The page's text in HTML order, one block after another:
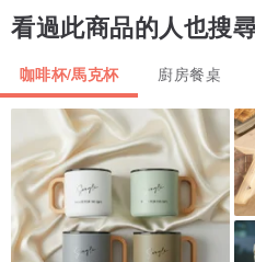
縮釉、小針孔、微小裂痕（非結構
兩隻器物無法完全一模一樣
我們珍視這些「不完美」，視其為
如偏好機器生產的整齊劃一，請謹
關於孤品與售後
本店多數作品為孤品，售完即下架
看過此商品的人也搜
咖啡杯/馬克杯 廚房餐桌